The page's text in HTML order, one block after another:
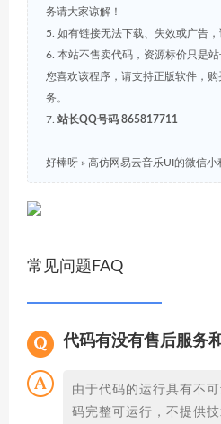
务请大家谅解！
5. 如有链接无法下载、失效或广告，
6. 本站不售卖代码，资源标价只是
您喜欢该程序，请支持正版软件，
务。
7. 站长QQ号码 865817711
好棒呀 » 高仿网易云音乐UI的微信小
常见问题FAQ
代码有没有售后服务
由于代码的运行具有不
码完整可运行，不提供